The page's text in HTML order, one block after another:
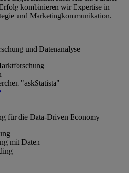
kombinieren wir Expertise in
und Marketingkommunikation.
und Datenanalyse
"askStatista"
für die Data-Driven Economy
mit Daten